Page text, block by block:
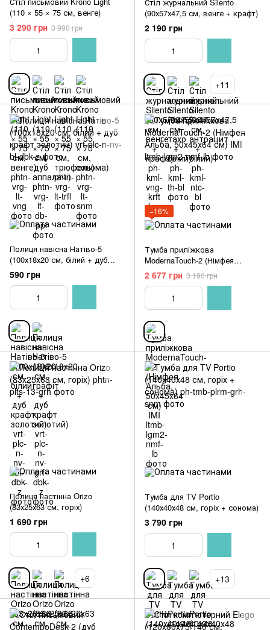
(110 × 55 × 75 см, венге)
3 290 грн 3 990 грн
(90х57х47,5 см, венге + крафт)
2 190 грн
+11
Полиця навісна Натіво-5
(100х18х20 см, білий + дуб
крафт золотий)
590 грн
−16%
Тумба приліжкова
ModernaTouch-2 (Німфея
Альба, 50x45x64 см) IMI
2 677 грн 3 190 грн
Полиця настінна Orizo
(83х25х63 см, горіх)
1 690 грн
+6
Тумба для TV Portio
(140х40х48 см, горіх + сонома)
3 790 грн
+13